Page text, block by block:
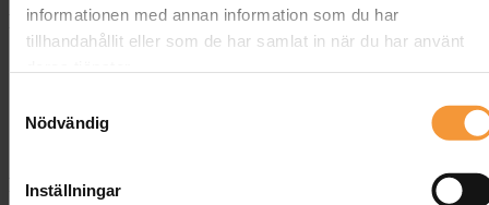
informationen med annan information som du har
tillhandahållit eller som de har samlat in när du har använt
Nödvändig
Inställningar
Material
gul/svart band
Passar till